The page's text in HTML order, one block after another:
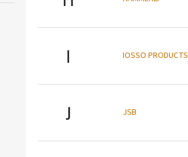
I IOSSO PRODUCTS
J JSB